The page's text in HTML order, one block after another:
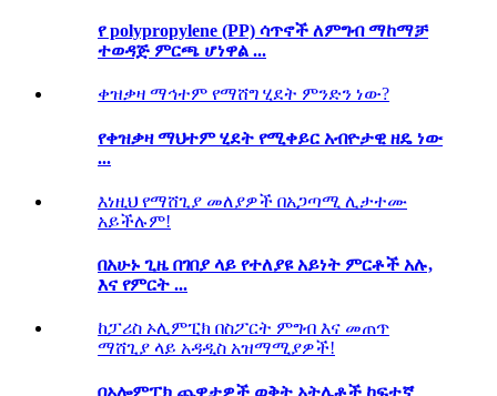
የ polypropylene (PP) ሳጥኖች ለምግብ ማከማቻ
ተወዳጅ ምርጫ ሆነዋል ...
ቀዝቃዛ ማኅተም የማሸግ ሂደት ምንድን ነው?
የቀዝቃዛ ማህተም ሂደት የሚቀይር አብዮታዊ ዘዴ ነው
...
እነዚህ የማሸጊያ መለያዎች በአጋጣሚ ሊታተሙ
አይችሉም!
በአሁኑ ጊዜ በገበያ ላይ የተለያዩ አይነት ምርቶች አሉ,
እና የምርት ...
ከፓሪስ ኦሊምፒክ በስፖርት ምግብ እና መጠጥ
ማሸጊያ ላይ አዳዲስ አዝማሚያዎች!
በኦሎምፒክ ጨዋታዎች ወቅት አትሌቶች ከፍተኛ